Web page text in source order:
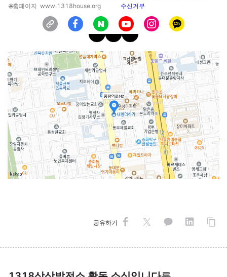
🌐홈페이지 www.1318house.org 수신거부
공유하기